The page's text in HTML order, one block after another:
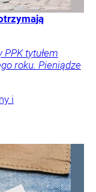
tytułem
roku. Pieniądze
i